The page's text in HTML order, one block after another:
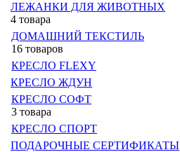
ЛЕЖАНКИ ДЛЯ ЖИВОТНЫХ
4 товара
ДОМАШНИЙ ТЕКСТИЛЬ
16 товаров
КРЕСЛО FLEXY
КРЕСЛО ЖДУН
КРЕСЛО СОФТ
3 товара
КРЕСЛО СПОРТ
ПОДАРОЧНЫЕ СЕРТИФИКАТЫ